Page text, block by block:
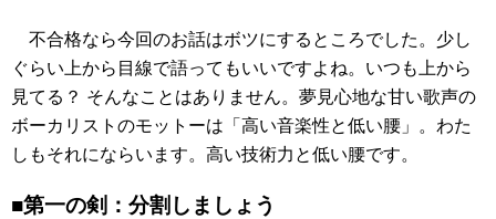
不合格なら今回のお話はボツにするところでした。少し
ぐらい上から目線で語ってもいいですよね。いつも上から
見てる？ そんなことはありません。夢見心地な甘い歌声の
ボーカリストのモットーは「高い音楽性と低い腰」。わた
しもそれにならいます。高い技術力と低い腰です。
■第一の剣：分割しましょう